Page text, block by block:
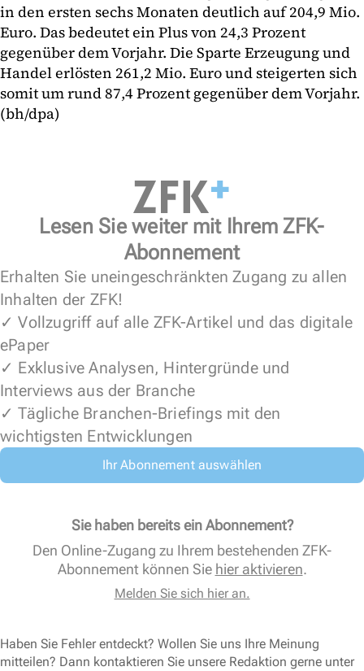
in den ersten sechs Monaten deutlich auf 204,9 Mio.
Euro. Das bedeutet ein Plus von 24,3 Prozent
gegenüber dem Vorjahr. Die Sparte Erzeugung und
Handel erlösten 261,2 Mio. Euro und steigerten sich
somit um rund 87,4 Prozent gegenüber dem Vorjahr.
(bh/dpa)
Lesen Sie weiter mit Ihrem ZFK-
Abonnement
Erhalten Sie uneingeschränkten Zugang zu allen
Inhalten der ZFK!
✓ Vollzugriff auf alle ZFK-Artikel und das digitale
ePaper
✓ Exklusive Analysen, Hintergründe und
Interviews aus der Branche
✓ Tägliche Branchen-Briefings mit den
wichtigsten Entwicklungen
Ihr Abonnement auswählen
Sie haben bereits ein Abonnement?
Den Online-Zugang zu Ihrem bestehenden ZFK-
Abonnement können Sie hier aktivieren.
Melden Sie sich hier an.
Haben Sie Fehler entdeckt? Wollen Sie uns Ihre Meinung
mitteilen? Dann kontaktieren Sie unsere Redaktion gerne unter